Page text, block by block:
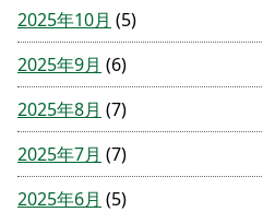
2025年10月 (5)
2025年9月 (6)
2025年8月 (7)
2025年7月 (7)
2025年6月 (5)